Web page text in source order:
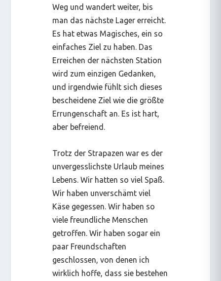
Weg und wandert weiter, bis
man das nächste Lager erreicht.
Es hat etwas Magisches, ein so
einfaches Ziel zu haben. Das
Erreichen der nächsten Station
wird zum einzigen Gedanken,
und irgendwie fühlt sich dieses
bescheidene Ziel wie die größte
Errungenschaft an. Es ist hart,
aber befreiend.
Trotz der Strapazen war es der
unvergesslichste Urlaub meines
Lebens. Wir hatten so viel Spaß.
Wir haben unverschämt viel
Käse gegessen. Wir haben so
viele freundliche Menschen
getroffen. Wir haben sogar ein
paar Freundschaften
geschlossen, von denen ich
wirklich hoffe, dass sie bestehen